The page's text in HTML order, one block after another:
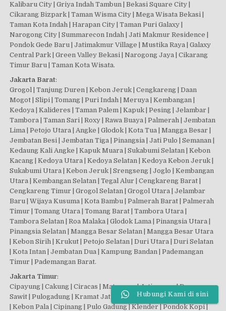
Kalibaru City | Griya Indah Tambun | Bekasi Square City |
Cikarang Bizpark | Taman Wisma City | Mega Wisata Bekasi |
Taman Kota Indah | Harapan City | Taman Puri Galaxy |
Narogong City | Summarecon Indah | Jati Makmur Residence |
Pondok Gede Baru | Jatimakmur Village | Mustika Raya | Galaxy
Central Park | Green Valley Bekasi | Narogong Jaya | Cikarang
Timur Baru | Taman Kota Wisata.
Jakarta Barat:
Grogol | Tanjung Duren | Kebon Jeruk | Cengkareng | Daan
Mogot | Slipi | Tomang | Puri Indah | Meruya | Kembangan |
Kedoya | Kalideres | Taman Palem | Kapuk | Pesing | Jelambar |
Tambora | Taman Sari | Roxy | Rawa Buaya | Palmerah | Jembatan
Lima | Petojo Utara | Angke | Glodok | Kota Tua | Mangga Besar |
Jembatan Besi | Jembatan Tiga | Pinangsia | Jati Pulo | Semanan |
Kedaung Kali Angke | Kapuk Muara | Sukabumi Selatan | Kebon
Kacang | Kedoya Utara | Kedoya Selatan | Kedoya Kebon Jeruk |
Sukabumi Utara | Kebon Jeruk | Srengseng | Joglo | Kembangan
Utara | Kembangan Selatan | Tegal Alur | Cengkareng Barat |
Cengkareng Timur | Grogol Selatan | Grogol Utara | Jelambar
Baru | Wijaya Kusuma | Kota Bambu | Palmerah Barat | Palmerah
Timur | Tomang Utara | Tomang Barat | Tambora Utara |
Tambora Selatan | Roa Malaka | Glodok Lama | Pinangsia Utara |
Pinangsia Selatan | Mangga Besar Selatan | Mangga Besar Utara
| Kebon Sirih | Krukut | Petojo Selatan | Duri Utara | Duri Selatan
| Kota Intan | Jembatan Dua | Kampung Bandan | Pademangan
Timur | Pademangan Barat.
Jakarta Timur:
Cipayung | Cakung | Ciracas | Matraman | Jatinegara | Duren
Sawit | Pulogadung | Kramat Jati | Pasar Rebo | Kampung Melayu
| Kebon Pala | Cipinang | Pulo Gadung | Klender | Pondok Kopi |
Hubungi Kami di sini